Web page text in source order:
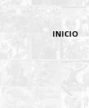
INICIO